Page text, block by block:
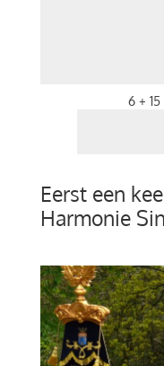
6 + 15
Eerst een
Harmonie